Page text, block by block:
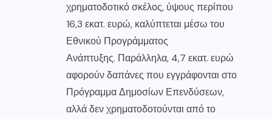
χρηματοδοτικό σκέλος, ύψους περίπου
16,3 εκατ. ευρώ, καλύπτεται μέσω του
Εθνικού Προγράμματος
Ανάπτυξης. Παράλληλα, 4,7 εκατ. ευρώ
αφορούν δαπάνες που εγγράφονται στο
Πρόγραμμα Δημοσίων Επενδύσεων,
αλλά δεν χρηματοδοτούνται από το